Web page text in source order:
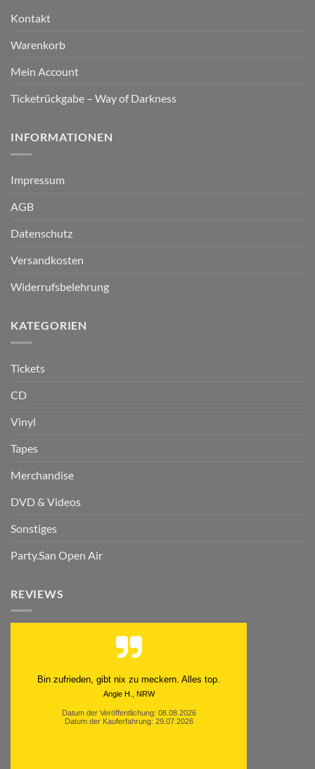
Kontakt
Warenkorb
Mein Account
Ticketrückgabe – Way of Darkness
INFORMATIONEN
Impressum
AGB
Datenschutz
Versandkosten
Widerrufsbelehrung
KATEGORIEN
Tickets
CD
Vinyl
Tapes
Merchandise
DVD & Videos
Sonstiges
Party.San Open Air
REVIEWS
Schnell. Zuverlässig. Klasse.
Datum der Veröffentlichung: 05.08.2026
Datum der Kauferfahrung: 29.07.2026